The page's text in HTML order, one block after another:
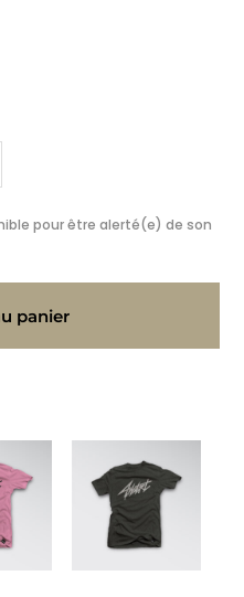
pour être alerté(e) de son
panier